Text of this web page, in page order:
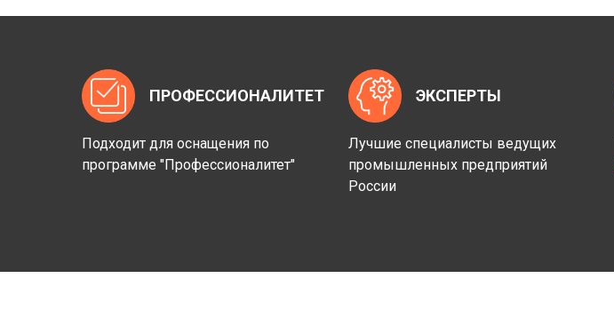
ПРОФЕССИОНАЛИТЕТ
Подходит для оснащения по
программе "Профессионалитет"
ЭКСПЕРТЫ
Лучшие специалисты ведущих
промышленных предприятий
России